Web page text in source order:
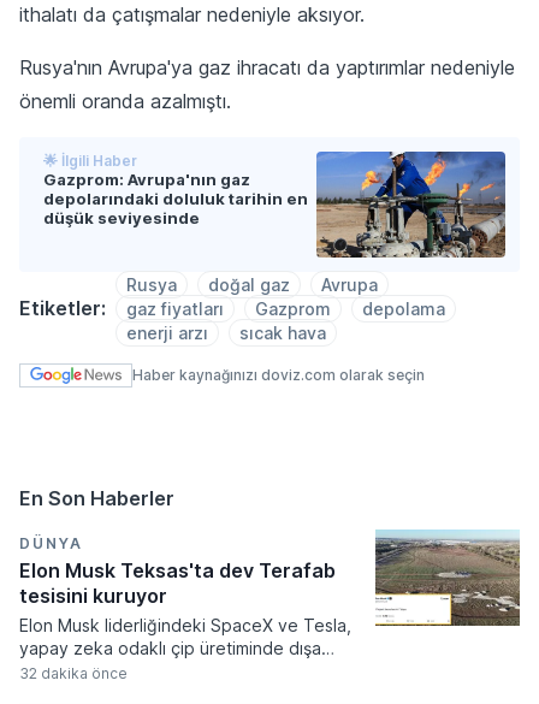
ithalatı da çatışmalar nedeniyle aksıyor.
Rusya'nın Avrupa'ya gaz ihracatı da yaptırımlar nedeniyle
önemli oranda azalmıştı.
🌟 İlgili Haber
Gazprom: Avrupa'nın gaz
depolarındaki doluluk tarihin en
düşük seviyesinde
Etiketler:
Rusya doğal gaz
Avrupa
gaz fiyatları
Gazprom
depolama
enerji arzı
sıcak hava
Haber kaynağınızı doviz.com olarak seçin
En Son Haberler
DÜNYA
Elon Musk Teksas'ta dev Terafab
tesisini kuruyor
Elon Musk liderliğindeki SpaceX ve Tesla,
yapay zeka odaklı çip üretiminde dışa
bağımlılığı azaltmak amacıyla Teksas
32 dakika önce